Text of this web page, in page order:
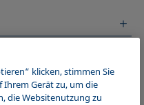
klicken, stimmen Sie
Ihrem Gerät zu, um die
die Websitenutzung zu